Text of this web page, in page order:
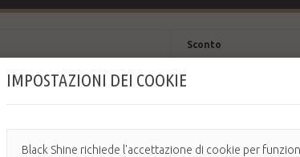
Sconto
IMPOSTAZIONI DEI COOKIE
Black Shine richiede l'accettazione di cookie per